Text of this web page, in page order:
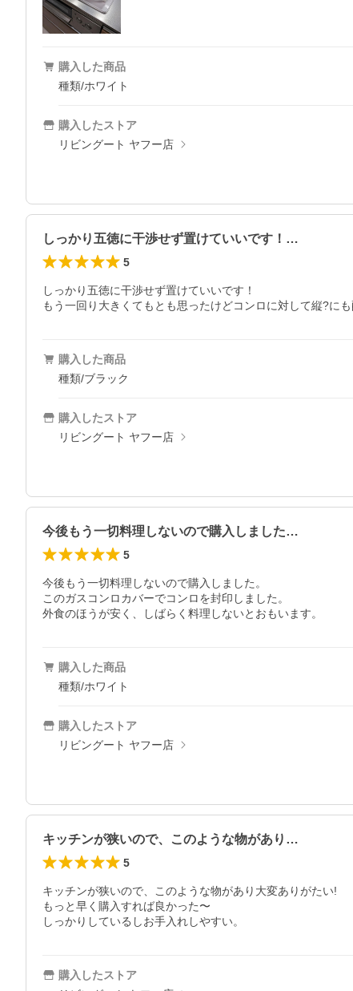
購入した商品
種類/ホワイト
購入したストア
リビングート ヤフー店
しっかり五徳に干渉せず置けていいです！…
5
しっかり五徳に干渉せず置けていいです！
もう一回り大きくてもとも思ったけどコンロに対して縦?に
購入した商品
種類/ブラック
購入したストア
リビングート ヤフー店
今後もう一切料理しないので購入しました…
5
今後もう一切料理しないので購入しました。
このガスコンロカバーでコンロを封印しました。
外食のほうが安く、しばらく料理しないとおもいます。
購入した商品
種類/ホワイト
購入したストア
リビングート ヤフー店
キッチンが狭いので、このような物があり…
5
キッチンが狭いので、このような物があり大変ありがたい!
もっと早く購入すれば良かった〜
しっかりしているしお手入れしやすい。
購入したストア